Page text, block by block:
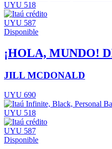
UYU 518
UYU 587
Disponible
¡HOLA, MUNDO!
JILL MCDONALD
UYU 690
UYU 518
UYU 587
Disponible